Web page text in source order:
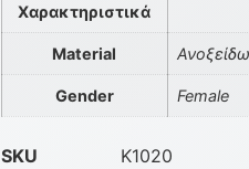
Χαρακτηριστικά
Material
Gender Female
SKU
K1020